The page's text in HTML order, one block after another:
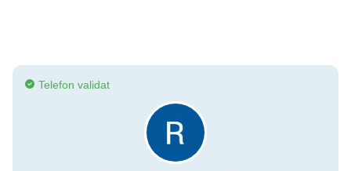
Telefon validat